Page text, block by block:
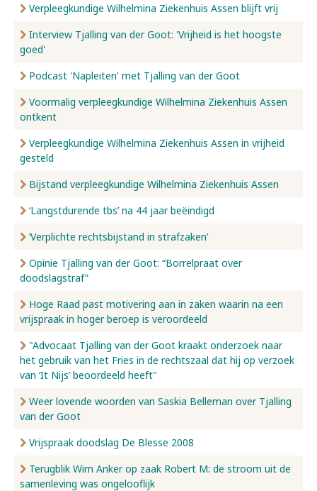
Verpleegkundige Wilhelmina Ziekenhuis Assen blijft vrij
Interview Tjalling van der Goot: 'Vrijheid is het hoogste
goed'
Podcast 'Napleiten' met Tjalling van der Goot
Voormalig verpleegkundige Wilhelmina Ziekenhuis Assen
ontkent
Verpleegkundige Wilhelmina Ziekenhuis Assen in vrijheid
gesteld
Bijstand verpleegkundige Wilhelmina Ziekenhuis Assen
‘Langstdurende tbs’ na 44 jaar beëindigd
‘Verplichte rechtsbijstand in strafzaken’
Opinie Tjalling van der Goot: “Borrelpraat over
doodslagstraf”
Hoge Raad past motivering aan in zaken waarin na een
vrijspraak in hoger beroep is veroordeeld
"Advocaat Tjalling van der Goot kraakt onderzoek naar
het gebruik van het Fries in de rechtszaal dat hij op verzoek
van ‘It Nijs’ beoordeeld heeft"
Weer lovende woorden van Saskia Belleman over Tjalling
van der Goot
Vrijspraak doodslag De Blesse 2008
Terugblik Wim Anker op zaak Robert M: de stroom uit de
samenleving was ongelooflijk